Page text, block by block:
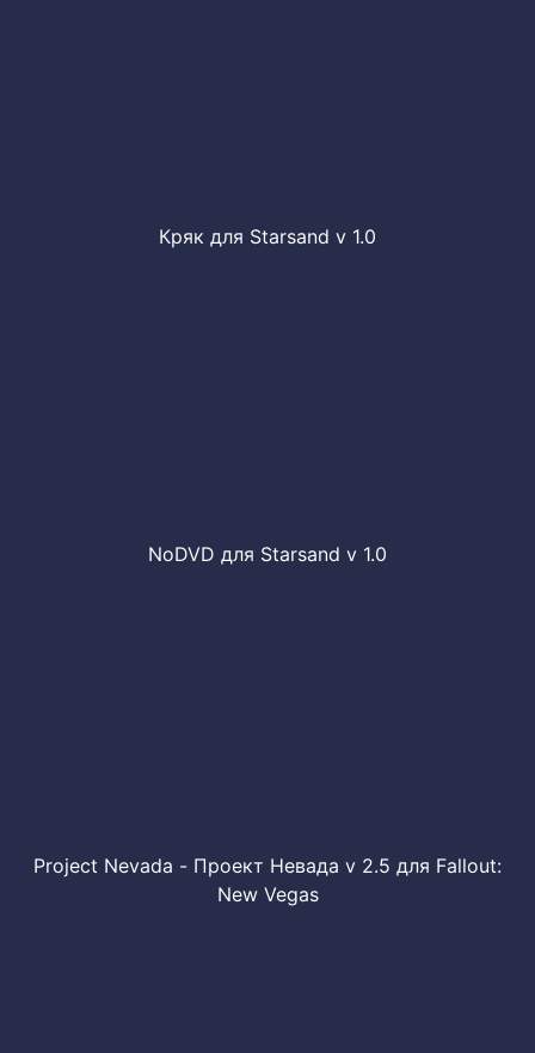
Кряк для Starsand v 1.0
NoDVD для Starsand v 1.0
Project Nevada - Проект Невада v 2.5 для Fallout:
New Vegas